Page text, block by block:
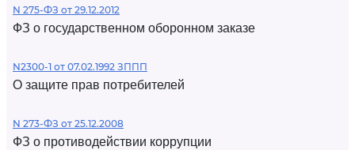
N 275-ФЗ от 29.12.2012
ФЗ о государственном оборонном заказе
N2300-1 от 07.02.1992 ЗППП
О защите прав потребителей
N 273-ФЗ от 25.12.2008
ФЗ о противодействии коррупции